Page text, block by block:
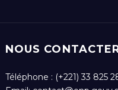
NOUS
Téléphone : (+221) 33 825